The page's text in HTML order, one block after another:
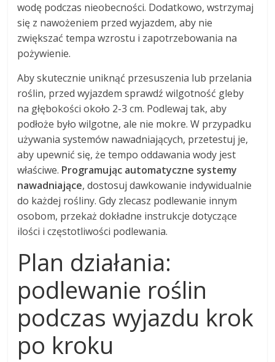
wodę podczas nieobecności. Dodatkowo, wstrzymaj
się z nawożeniem przed wyjazdem, aby nie
zwiększać tempa wzrostu i zapotrzebowania na
pożywienie.
Aby skutecznie uniknąć przesuszenia lub przelania
roślin, przed wyjazdem sprawdź wilgotność gleby
na głębokości około 2-3 cm. Podlewaj tak, aby
podłoże było wilgotne, ale nie mokre. W przypadku
używania systemów nawadniających, przetestuj je,
aby upewnić się, że tempo oddawania wody jest
właściwe. Programując automatyczne systemy
nawadniające, dostosuj dawkowanie indywidualnie
do każdej rośliny. Gdy zlecasz podlewanie innym
osobom, przekaż dokładne instrukcje dotyczące
ilości i częstotliwości podlewania.
Plan działania:
podlewanie roślin
podczas wyjazdu krok
po kroku